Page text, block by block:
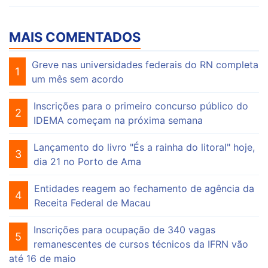
MAIS COMENTADOS
1
Greve nas universidades federais do RN completa
um mês sem acordo
2
Inscrições para o primeiro concurso público do
IDEMA começam na próxima semana
3
Lançamento do livro "És a rainha do litoral" hoje,
dia 21 no Porto de Ama
4
Entidades reagem ao fechamento de agência da
Receita Federal de Macau
5
Inscrições para ocupação de 340 vagas
remanescentes de cursos técnicos da IFRN vão
até 16 de maio